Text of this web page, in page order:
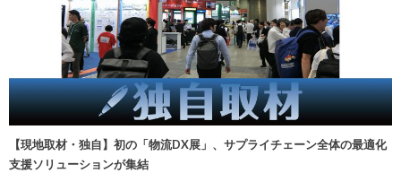
【現地取材・独自】初の「物流DX展」、サプライチェーン全体の最適化
支援ソリューションが集結